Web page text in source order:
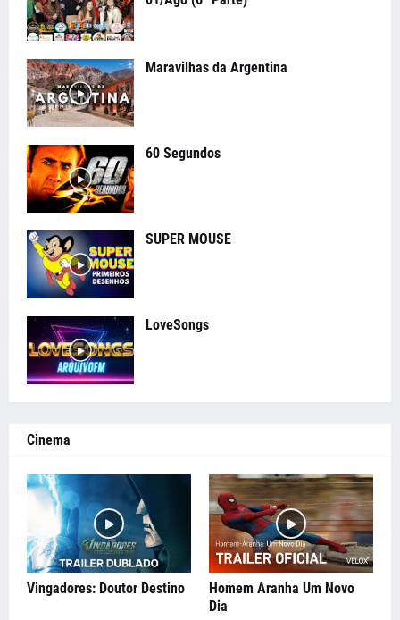
Maravilhas da Argentina
60 Segundos
SUPER MOUSE
LoveSongs
Cinema
Vingadores: Doutor Destino
Homem Aranha Um Novo
Dia